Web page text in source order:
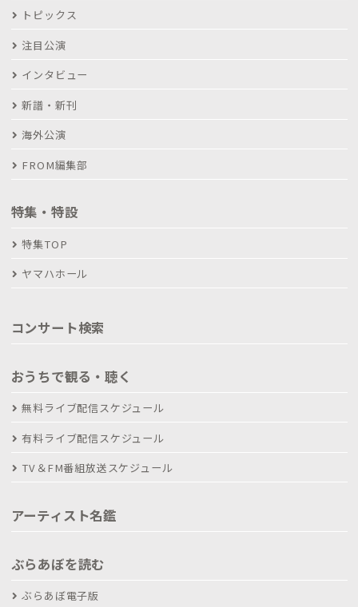
トピックス
注目公演
インタビュー
新譜・新刊
海外公演
FROM編集部
特集・特設
特集TOP
ヤマハホール
コンサート検索
おうちで観る・聴く
無料ライブ配信スケジュール
有料ライブ配信スケジュール
TV＆FM番組放送スケジュール
アーティスト名鑑
ぶらあぼを読む
ぶらあぼ電子版